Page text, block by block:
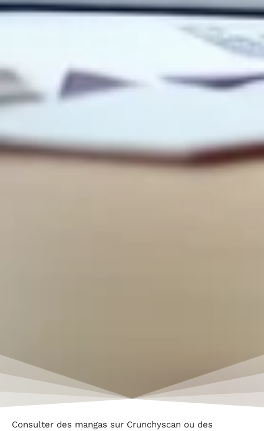
Consulter des mangas sur Crunchyscan ou des